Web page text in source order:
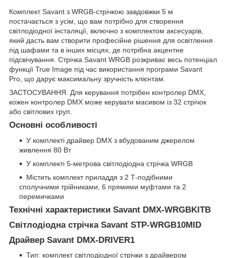
Комплект Savant з WRGB-стрічкою завдовжки 5 м
постачається з усім, що вам потрібно для створення
світлодіодної інсталяції, включно з комплектом аксесуарів,
який дасть вам створити професійне рішення для освітлення
під шафами та в інших місцях, де потрібна акцентне
підсвічування. Стрічка Savant WRGB розкриває весь потенціал
функції True Image під час використання програми Savant
Pro, що дарує максимальну зручність клієнтам.
ЗАСТОСУВАННЯ. Для керування потрібен контролер DMX,
кожен контролер DMX може керувати масивом із 32 стрічок
або світлових груп.
Основні особливості
У комплекті драйвер DMX з вбудованим джерелом
живлення 80 Вт
У комплекті 5-метрова світлодіодна стрічка WRGB
Містить комплект приладдя з 2 Т-подібними
сполучними трійниками, 6 прямими муфтами та 2
перемичками
Технічні характеристики Savant DMX-WRGBKITB
Світлодіодна стрічка Savant STP-WRGB10MID
Драйвер Savant DMX-DRIVER1
Тип: комплект світлодіодної стрічки з драйвером